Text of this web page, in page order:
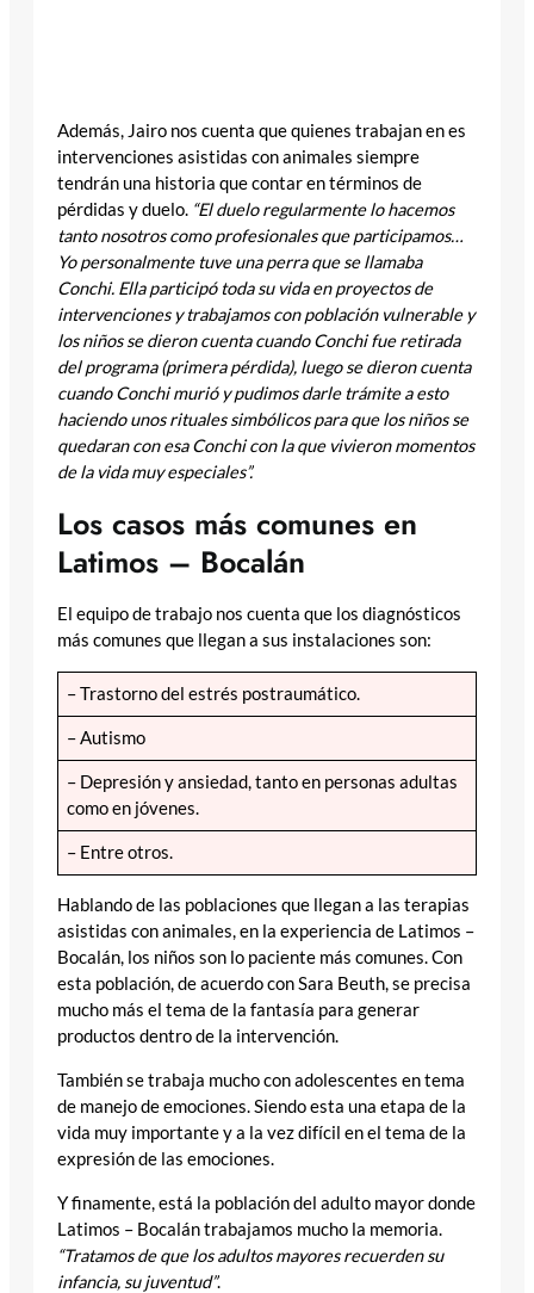
Además, Jairo nos cuenta que quienes trabajan en es
intervenciones asistidas con animales siempre
tendrán una historia que contar en términos de
pérdidas y duelo. “El duelo regularmente lo hacemos
tanto nosotros como profesionales que participamos…
Yo personalmente tuve una perra que se llamaba
Conchi. Ella participó toda su vida en proyectos de
intervenciones y trabajamos con población vulnerable y
los niños se dieron cuenta cuando Conchi fue retirada
del programa (primera pérdida), luego se dieron cuenta
cuando Conchi murió y pudimos darle trámite a esto
haciendo unos rituales simbólicos para que los niños se
quedaran con esa Conchi con la que vivieron momentos
de la vida muy especiales”.
Los casos más comunes en
Latimos – Bocalán
El equipo de trabajo nos cuenta que los diagnósticos
más comunes que llegan a sus instalaciones son:
– Trastorno del estrés postraumático.
– Autismo
– Depresión y ansiedad, tanto en personas adultas
como en jóvenes.
– Entre otros.
Hablando de las poblaciones que llegan a las terapias
asistidas con animales, en la experiencia de Latimos –
Bocalán, los niños son lo paciente más comunes. Con
esta población, de acuerdo con Sara Beuth, se precisa
mucho más el tema de la fantasía para generar
productos dentro de la intervención.
También se trabaja mucho con adolescentes en tema
de manejo de emociones. Siendo esta una etapa de la
vida muy importante y a la vez difícil en el tema de la
expresión de las emociones.
Y finamente, está la población del adulto mayor donde
Latimos – Bocalán trabajamos mucho la memoria.
“Tratamos de que los adultos mayores recuerden su
infancia, su juventud”.